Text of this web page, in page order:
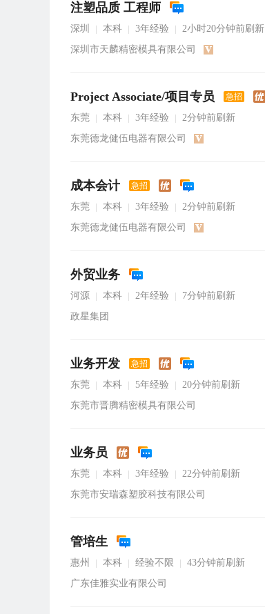
注塑品质 工程师
深圳 本科 3年经验
2小时20分钟前刷新
深圳市天麟精密模具有限公司
Project Associate/项目专员 急招
东莞 本科 3年经验
2分钟前刷新
东莞德龙健伍电器有限公司
成本会计 急招
东莞 本科 3年经验
2分钟前刷新
东莞德龙健伍电器有限公司
外贸业务
河源 本科 2年经验
7分钟前刷新
政星集团
业务开发 急招
东莞 本科 5年经验
20分钟前刷新
东莞市晋腾精密模具有限公司
业务员
东莞 本科 3年经验
22分钟前刷新
东莞市安瑞森塑胶科技有限公司
管培生
惠州 本科 经验不限
43分钟前刷新
广东佳雅实业有限公司